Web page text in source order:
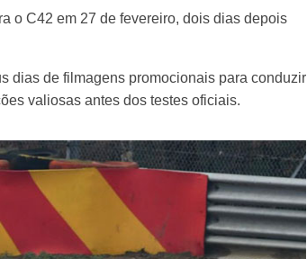
o C42 em 27 de fevereiro, dois dias depois
dias de filmagens promocionais para conduzir
valiosas antes dos testes oficiais.